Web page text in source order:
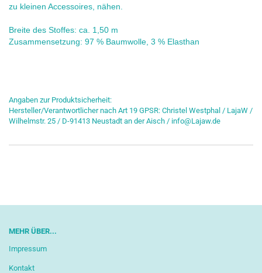
zu kleinen Accessoires, nähen.
Breite des Stoffes: ca. 1,50 m
Zusammensetzung: 97 % Baumwolle, 3 % Elasthan
Angaben zur Produktsicherheit:
Hersteller/Verantwortlicher nach Art 19 GPSR: Christel Westphal / LajaW /
Wilhelmstr. 25 / D-91413 Neustadt an der Aisch / info@Lajaw.de
MEHR ÜBER...
Impressum
Kontakt